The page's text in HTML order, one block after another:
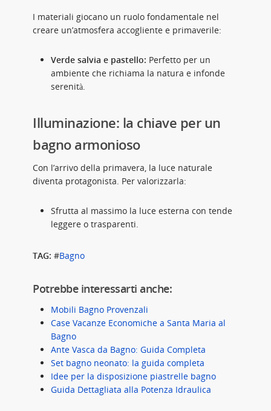
I materiali giocano un ruolo fondamentale nel
creare un’atmosfera accogliente e primaverile:
Verde salvia e pastello: Perfetto per un
ambiente che richiama la natura e infonde
serenità.
Illuminazione: la chiave per un
bagno armonioso
Con l’arrivo della primavera, la luce naturale
diventa protagonista. Per valorizzarla:
Sfrutta al massimo la luce esterna con tende
leggere o trasparenti.
TAG: #Bagno
Potrebbe interessarti anche:
Mobili Bagno Provenzali
Case Vacanze Economiche a Santa Maria al
Bagno
Ante Vasca da Bagno: Guida Completa
Set bagno neonato: la guida completa
Idee per la disposizione piastrelle bagno
Guida Dettagliata alla Potenza Idraulica